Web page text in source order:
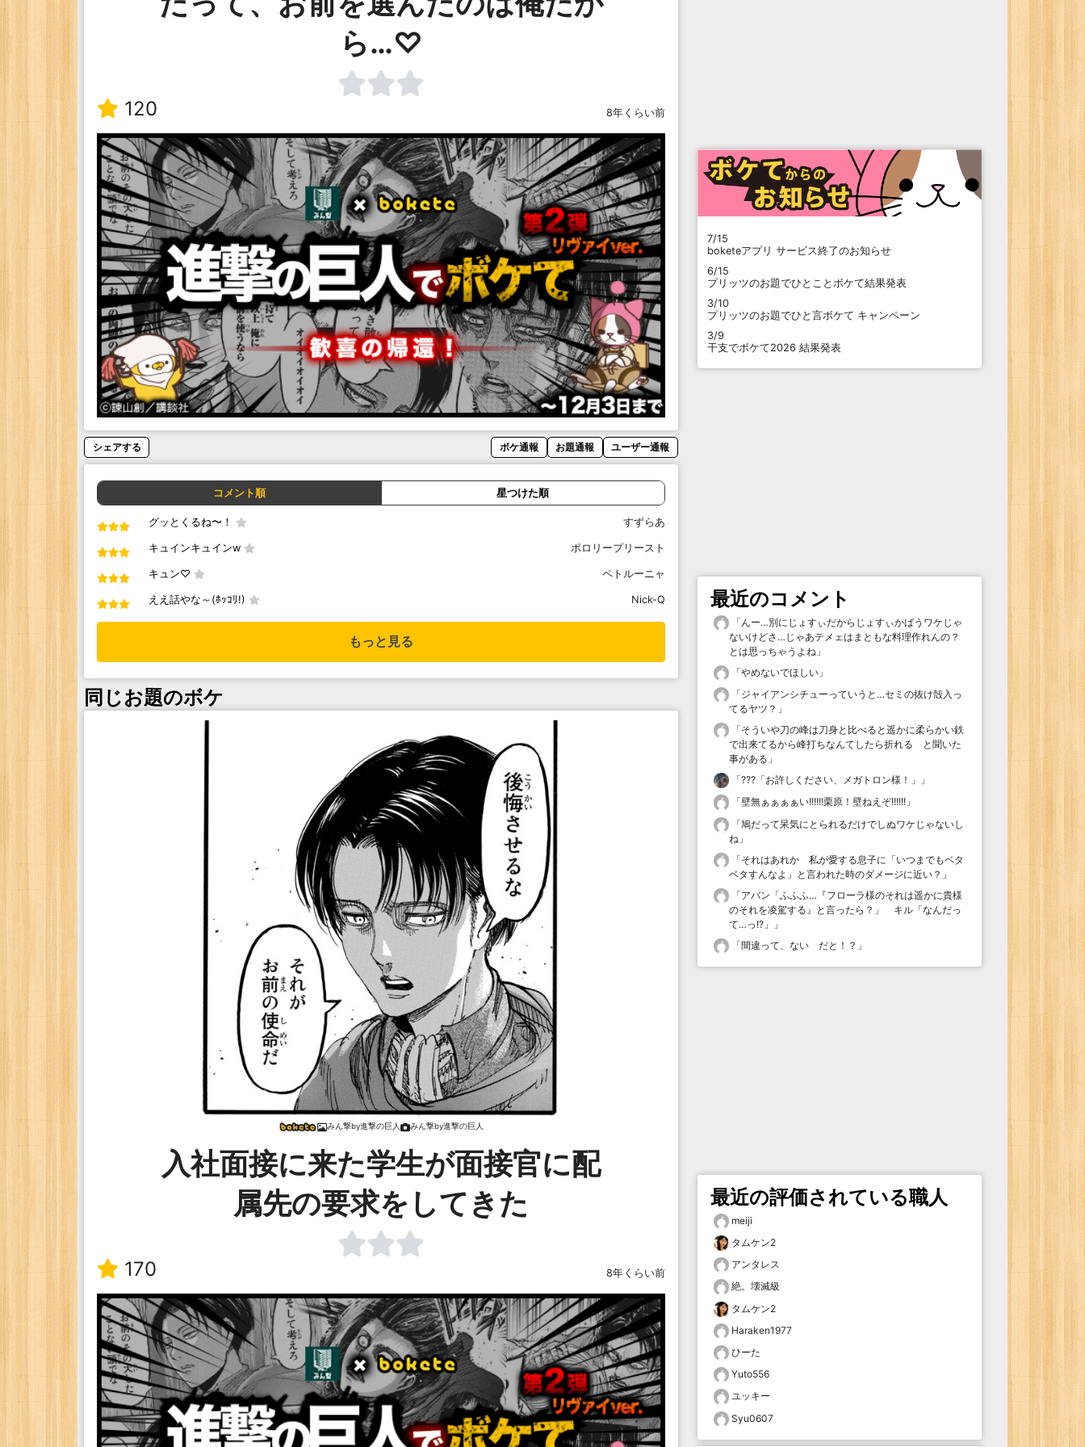
ら…♡
120 8年くらい前
シェアする ボケ通報 お題通報 ユーザー通報
コメント順 星つけた順
グッとくるね〜！ すずらあ
キュインキュインw ポロリープリースト
キュン♡ ペトルーニャ
ええ話やな～(ﾎｯｺﾘ!) Nick-Q
もっと見る
同じお題のボケ
みん撃by進撃の巨人 みん撃by進撃の巨人
入社面接に来た学生が面接官に配
属先の要求をしてきた
170 8年くらい前
7/15
boketeアプリ サービス終了のお知らせ
6/15
プリッツのお題でひとことボケて結果発表
3/10
プリッツのお題でひと言ボケて キャンペーン
3/9
干支でボケて2026 結果発表
最近のコメント
「んー…別にじょすぃだからじょすぃかばうワケじゃ
ないけどさ…じゃあテメェはまともな料理作れんの？
とは思っちゃうよね 」
「やめないでほしい 」
「ジャイアンシチューっていうと…セミの抜け殻入っ
てるヤツ？ 」
「そういや刀の峰は刀身と比べると遥かに柔らかい鉄
で出来てるから峰打ちなんてしたら折れる と聞いた
事がある 」
「???「お許しください、メガトロン様！」
」
「壁無ぁぁぁぁい!!!!!!栗原！壁ねえぞ!!!!!! 」
「鳩だって呆気にとられるだけでしぬワケじゃないし
ね 」
「それはあれか 私が愛する息子に「いつまでもベタ
ベタすんなよ」と言われた時のダメージに近い？ 」
「アバン「ふふふ…『フローラ様のそれは遥かに貴様
のそれを凌駕する』と言ったら？」 キル「なんだっ
て…っ!?」
」
「間違って、ない だと！？ 」
最近の評価されている職人
meiji
タムケン2
アンタレス
絶。壊滅級
タムケン2
Haraken1977
ひーた
Yuto556
ユッキー
Syu0607